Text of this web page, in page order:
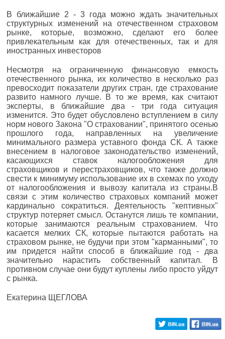
В ближайшие 2 - 3 года можно ждать значительных
структурных изменений на отечественном страховом
рынке, которые, возможно, сделают его более
привлекательным как для отечественных, так и для
иностранных инвесторов
Несмотря на ограниченную финансовую емкость
отечественного рынка, их количество в несколько раз
превосходит показатели других стран, где страхование
развито намного лучше. В то же время, как считают
эксперты, в ближайшие два - три года ситуация
изменится. Это будет обусловлено вступлением в силу
норм нового Закона "О страховании", принятого осенью
прошлого года, направленных на увеличение
минимального размера уставного фонда СК. А также
внесением в налоговое законодательство изменений,
касающихся ставок налогообложения для
страховщиков и перестраховщиков, что также должно
свести к минимуму использование их в схемах по уходу
от налогообложения и вывозу капитала из страны.В
связи с этим количество страховых компаний может
кардинально сократиться. Деятельность "кептивных"
структур потеряет смысл. Останутся лишь те компании,
которые занимаются реальным страхованием. Что
касается мелких СК, которые пытаются работать на
страховом рынке, не будучи при этом "карманными", то
им придется найти способ в ближайшие год - два
значительно нарастить собственный капитал. В
противном случае они будут куплены либо просто уйдут
с рынка.
Екатерина ЩЕГЛОВА